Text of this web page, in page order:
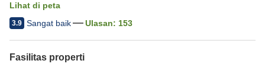
Lihat di peta
3.9 Sangat baik Ulasan: 153
Fasilitas properti